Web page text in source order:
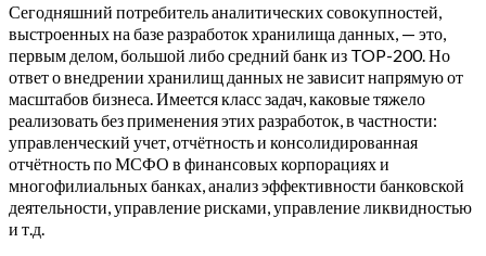
Сегодняшний потребитель аналитических совокупностей,
выстроенных на базе разработок хранилища данных, — это,
первым делом, большой либо средний банк из TOP-200. Но
ответ о внедрении хранилищ данных не зависит напрямую от
масштабов бизнеса. Имеется класс задач, каковые тяжело
реализовать без применения этих разработок, в частности:
управленческий учет, отчётность и консолидированная
отчётность по МСФО в финансовых корпорациях и
многофилиальных банках, анализ эффективности банковской
деятельности, управление рисками, управление ликвидностью
и т.д.